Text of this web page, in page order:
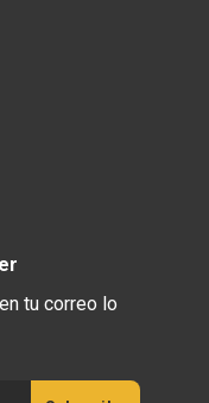
tu correo lo